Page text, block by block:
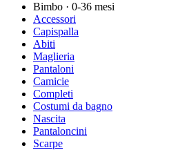
Bimbo · 0-36 mesi
Accessori
Capispalla
Abiti
Maglieria
Pantaloni
Camicie
Completi
Costumi da bagno
Nascita
Pantaloncini
Scarpe